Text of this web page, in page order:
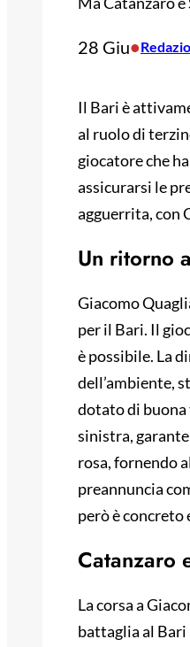
28 Giu•
Il Bari è
al ruolo di
giocatore che
assicurarsi le
agguerrita, con
Un ritorno
Giacomo
per il Bari. Il
è possibile. La
dell’ambiente,
dotato di buona
sinistra,
rosa, fornendo
preannuncia
però è concreto
Catanzaro
La corsa a
battaglia al Bari